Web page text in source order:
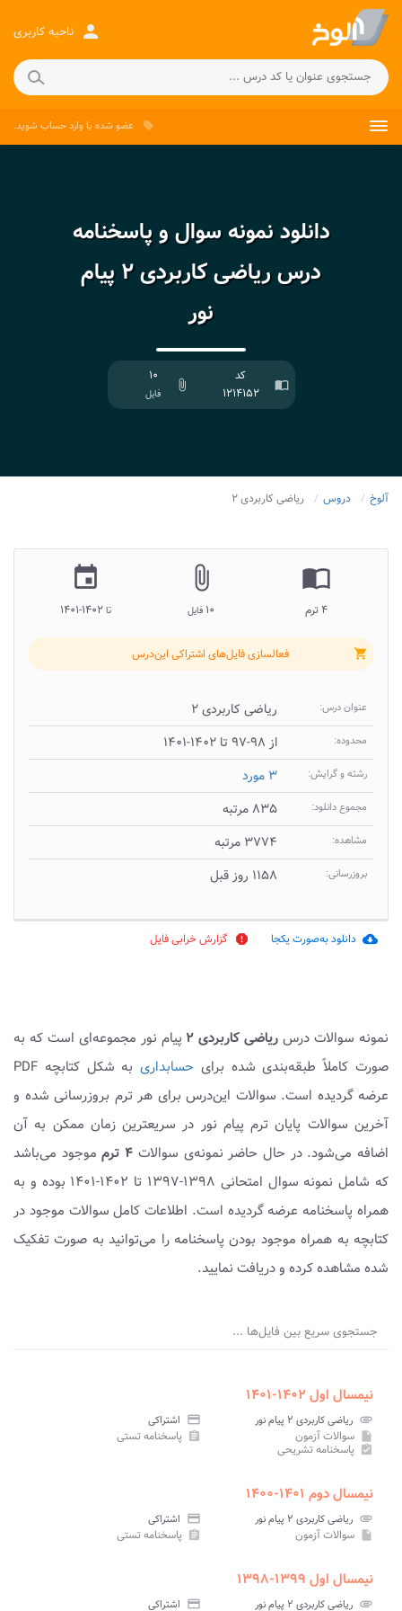
person ناحیه کاربری
local_offer عضو شده یاوارد حساب شوید.
دانلود نمونه سوال و پاسخنامه
درس ریاضی کاربردی ۲ پیام
نور
import_contacts
کد
۱۲۱۴۱۵۲
attach_file
۱۰
فایل
آلوخ دروس ریاضی کاربردی ۲
import_contacts
۴ ترم
attach_file
۱۰ فایل
insert_invitation
تا۱۴۰۲-۱۴۰۱
shopping_cart فعالسازی فایل‌های اشتراکی این‌درس
عنوان درس: ریاضی کاربردی ۲
محدوده: از ۹۸-۹۷ تا ۱۴۰۲-۱۴۰۱
رشته و گرایش: ۳ مورد
مجموع دانلود: ۸۳۵ مرتبه
مشاهده: ۳۷۷۴ مرتبه
بروزرسانی: ۱۱۵۸ روز قبل
cloud_download دانلود به‌صورت یکجا report گزارش خرابی فایل
نمونه سوالات درس ریاضی کاربردی ۲ پیام نور مجموعه‌ای است که به
صورت کاملاً طبقه‌بندی شده برای حسابداری
به شکل کتابچه PDF
عرضه گردیده است. سوالات این‌درس برای هر ترم بروزرسانی شده و
آخرین سوالات پایان ترم پیام نور در سریعترین زمان ممکن به آن
اضافه می‌شود. در حال حاضر نمونه‌ی سوالات ۴ ترم
موجود می‌باشد
که شامل نمونه سوال امتحانی ۱۳۹۸-۱۳۹۷ تا ۱۴۰۲-۱۴۰۱ بوده و به
همراه پاسخنامه عرضه گردیده است. اطلاعات کامل سوالات موجود در
کتابچه به همراه موجود بودن پاسخنامه را می‌توانید به صورت تفکیک
شده مشاهده کرده و دریافت نمایید.
جستجوی سریع بین فایل‌ها ...
نیمسال اول ۱۴۰۲-۱۴۰۱
attachment ریاضی کاربردی ۲ پیام نور credit_card اشتراکی
insert_drive_file سوالات آزمون assignment پاسخنامه تستی
assignment_turned_in پاسخنامه تشریحی
نیمسال دوم ۱۴۰۱-۱۴۰۰
attachment ریاضی کاربردی ۲ پیام نور credit_card اشتراکی
insert_drive_file سوالات آزمون assignment پاسخنامه تستی
نیمسال اول ۱۳۹۹-۱۳۹۸
attachment ریاضی کاربردی ۲ پیام نور credit_card اشتراکی